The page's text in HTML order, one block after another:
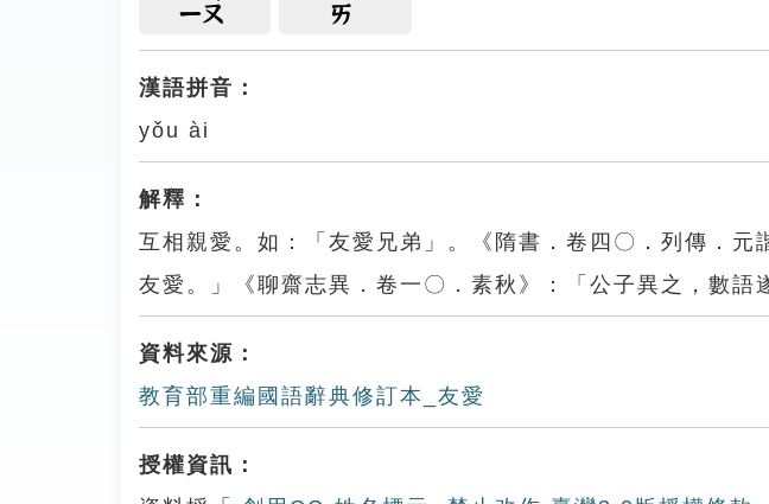
ㄧㄡ ㄞ
漢語拼音：
yǒu ài
解釋：
互相親愛。如：「友愛兄弟」。《隋書．卷四〇．列傳．元
友愛。」《聊齋志異．卷一〇．素秋》：「公子異之，數語
資料來源：
教育部重編國語辭典修訂本_友愛
授權資訊：